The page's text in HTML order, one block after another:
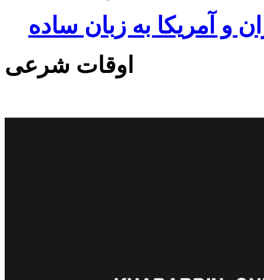
و آمریکا به زبان ساده
اوقات شرعی